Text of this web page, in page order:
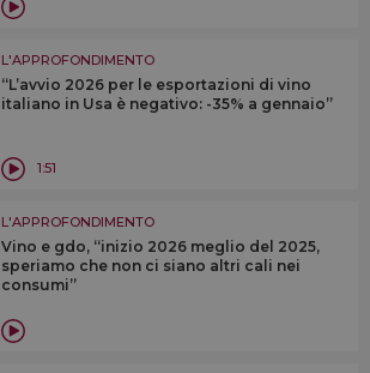
L'APPROFONDIMENTO
“L’avvio 2026 per le esportazioni di vino
italiano in Usa è negativo: -35% a gennaio”
1:51
L'APPROFONDIMENTO
Vino e gdo, “inizio 2026 meglio del 2025,
speriamo che non ci siano altri cali nei
consumi”